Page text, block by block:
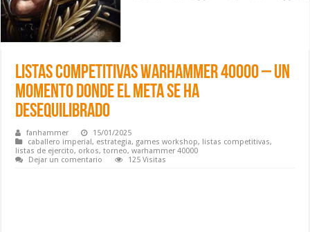
Listas Competitivas Warhammer 40000 – Un
momento donde el META se ha
desequilibrado
fanhammer
15/01/2025
caballero imperial, estrategia, games workshop, listas competitivas,
listas de ejercito, orkos,torneo,warhammer 40000
Dejar un comentario
125 Visitas